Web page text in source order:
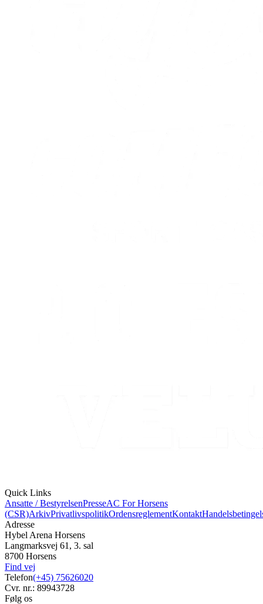
Quick Links
Ansatte / BestyrelsenPresseAC For Horsens
(CSR)ArkivPrivatlivspolitikOrdensreglementKontakt
Adresse
Hybel Arena Horsens
Langmarksvej 61, 3. sal
8700 Horsens
Find vej
Telefon(+45) 75626020
Cvr. nr.: 89943728
Følg os